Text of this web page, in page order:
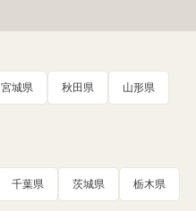
宮城県 秋田県 山形県
千葉県 茨城県 栃木県